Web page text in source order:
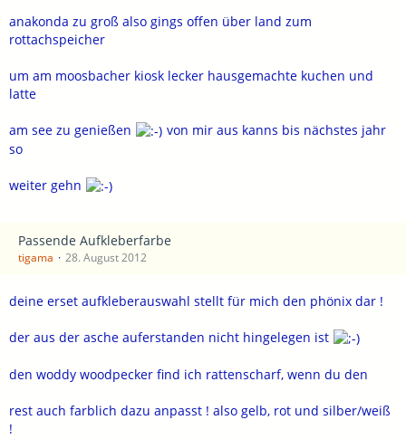
anakonda zu groß also gings offen über land zum
rottachspeicher
um am moosbacher kiosk lecker hausgemachte kuchen und
latte
am see zu genießen
von mir aus kanns bis nächstes jahr
so
weiter gehn
Passende Aufkleberfarbe
tigama 28. August 2012
deine erset aufkleberauswahl stellt für mich den phönix dar !
der aus der asche auferstanden nicht hingelegen ist
den woddy woodpecker find ich rattenscharf, wenn du den
rest auch farblich dazu anpasst ! also gelb, rot und silber/weiß
!